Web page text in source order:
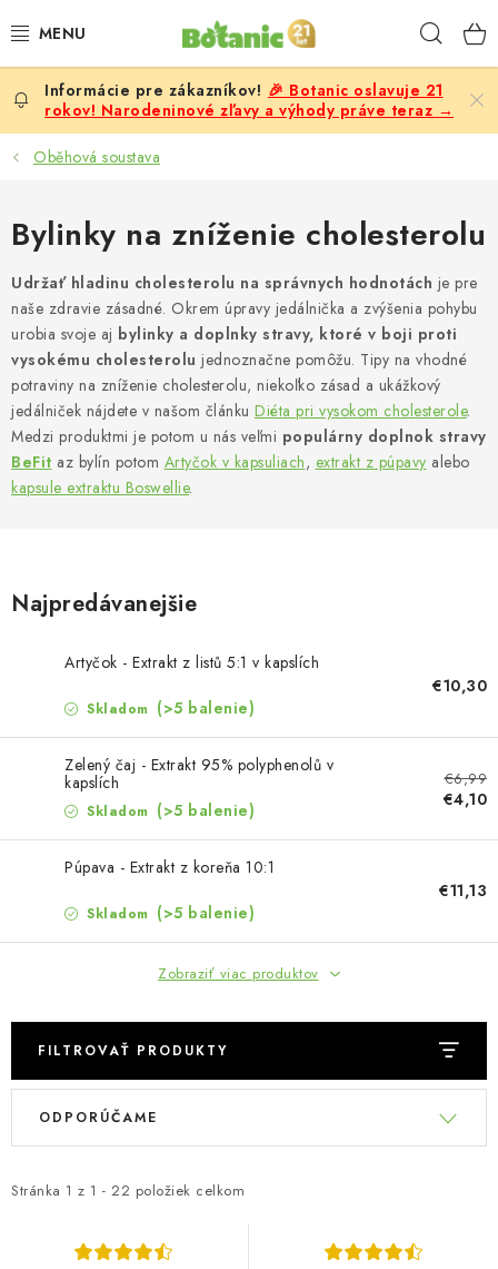
na
PREMIUM
DOPLNKY STRAVY
ZĽAVY, AKCIE
ZLOŽKY
ŽENY
MUŽI
DOVOLENKA
Prečo Botanic?
Kontakty
🎉 Botanic oslavuje 21
rokov! Narodeninové zľavy a výhody práve teraz →
Oběhová soustava
Bylinky na zníženie cholesterolu
Udržať hladinu cholesterolu na správnych hodnotách je pre
naše zdravie zásadné. Okrem úpravy jedálnička a zvýšenia pohybu
urobia svoje aj bylinky a doplnky stravy, ktoré v boji proti
vysokému cholesterolu jednoznačne pomôžu. Tipy na vhodné
potraviny na zníženie cholesterolu, niekoľko zásad a ukážkový
jedálniček nájdete v našom článku Diéta pri vysokom cholesterole.
Medzi produktmi je potom u nás veľmi populárny doplnok stravy
BeFit az bylín potom Artyčok v kapsuliach, extrakt z púpavy alebo
kapsule extraktu Boswellie.
Najpredávanejšie
Artyčok - Extrakt z listů 5:1 v kapslích
Skladom (>5 balenie)
€10,30
Zelený čaj - Extrakt 95% polyphenolů v
kapslích
Skladom (>5 balenie)
€6,99
€4,10
Púpava - Extrakt z koreňa 10:1
Skladom (>5 balenie)
€11,13
Zobraziť viac produktov
FILTROVAŤ PRODUKTY
V
i
Stránka 1 z 1 - 22 položiek celkom
R
e
ODPORÚČAME